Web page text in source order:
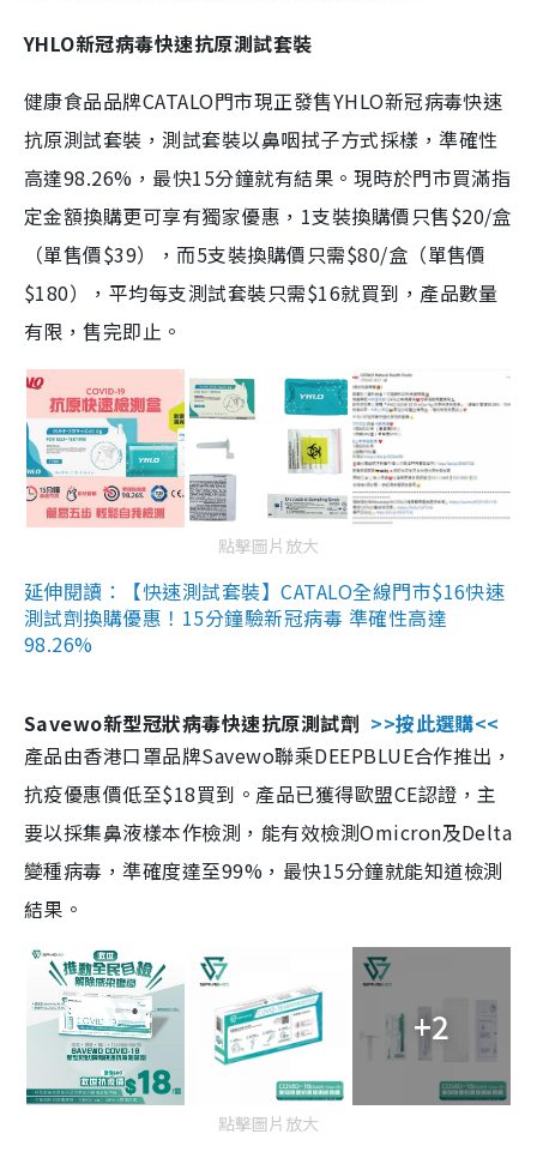
YHLO新冠病毒快速抗原測試套裝
健康食品品牌CATALO門市現正發售YHLO新冠病毒快速
抗原測試套裝，測試套裝以鼻咽拭子方式採樣，準確性
高達98.26%，最快15分鐘就有結果。現時於門市買滿指
定金額換購更可享有獨家優惠，1支裝換購價只售$20/盒
（單售價$39），而5支裝換購價只需$80/盒（單售價
$180），平均每支測試套裝只需$16就買到，產品數量
有限，售完即止。
點擊圖片放大
延伸閱讀：【快速測試套裝】CATALO全線門市$16快速
測試劑換購優惠！15分鐘驗新冠病毒 準確性高達
98.26%
Savewo新型冠狀病毒快速抗原測試劑 >>按此選購<<
產品由香港口罩品牌Savewo聯乘DEEPBLUE合作推出，
抗疫優惠價低至$18買到。產品已獲得歐盟CE認證，主
要以採集鼻液樣本作檢測，能有效檢測Omicron及Delta
變種病毒，準確度達至99%，最快15分鐘就能知道檢測
結果。
+2
點擊圖片放大